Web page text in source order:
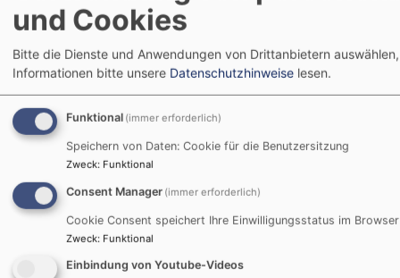
So, 20.9. 10-11 Uhr
Gottesdienst in der Christuskirche
Landshut Christuskirche
und Cookies
Bitte die Dienste und Anwendungen von Drittanbietern
Informationen bitte unsere Datenschutzhinweise lesen.
Funktional (immer erforderlich)
Speichern von Daten: Cookie für die Benutzersitzung
Zweck: Funktional
Consent Manager (immer erforderlich)
Cookie Consent speichert Ihre Einwilligungsstatus im Browser
Zweck: Funktional
Einbindung von Youtube-Videos